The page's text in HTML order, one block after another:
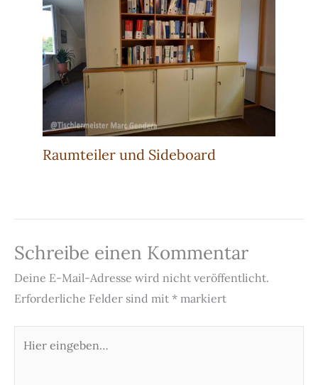
Raumteiler und Sideboard
Schreibe einen Kommentar
Deine E-Mail-Adresse wird nicht veröffentlicht.
Erforderliche Felder sind mit * markiert
eingeben…